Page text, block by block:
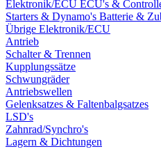
Elektronik/ECU ECU's &
Starters & Dynamo's Batterie &
Übrige Elektronik/ECU
Antrieb
Schalter & Trennen
Kupplungssätze
Schwungräder
Antriebswellen
Gelenksatzes & Faltenbalgsatzes
LSD's
Zahnrad/Synchro's
Lagern & Dichtungen